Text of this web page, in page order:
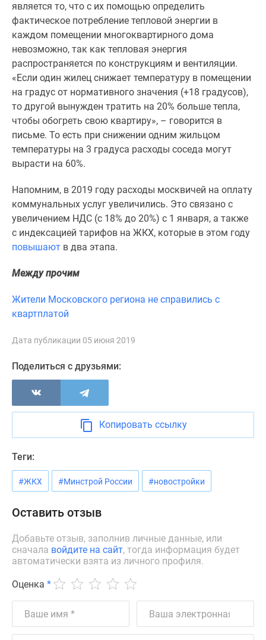
ипотека
Военная
ипотека
программы
Новости
недвижимости
эксперта
Аналитика
рынка
Покупателю
Экспертиза
новостроек
Эксперты
авторы
проекте
Контакты
места
ипотека
#рассрочка
Квартиры
скидками
Видео
360°
новостроек
Субсидированная
является то, что с их помощью определить
фактическое потребление тепловой энергии в
каждом помещении многоквартирного дома
невозможно, так как тепловая энергия
распространяется по конструкциям и вентиляции.
«Если один жилец снижает температуру в помещении
на градус от нормативного значения (+18 градусов),
то другой вынужден тратить на 20% больше тепла,
чтобы обогреть свою квартиру», – говорится в
письме. То есть при снижении одним жильцом
температуры на 3 градуса расходы соседа могут
вырасти на 60%.
Напомним, в 2019 году расходы москвичей на оплату
коммунальных услуг увеличились. Это связано с
увеличением НДС (с 18% до 20%) с 1 января, а также
с индексацией тарифов на ЖКХ, которые в этом году
повышают в два этапа.
Между прочим
Жители Московского региона не справились с
квартплатой
Дата публикации 05 июня 2019
Поделиться с друзьями:
Копировать ссылку
Теги:
#ЖКХ #Минстрой России #новостройки
Оставить отзыв
Добавьте отзыв, заполнив личные данные, или
сначала войдите на сайт, тогда информация будет
автоматически взята из личного профиля.
Оценка *